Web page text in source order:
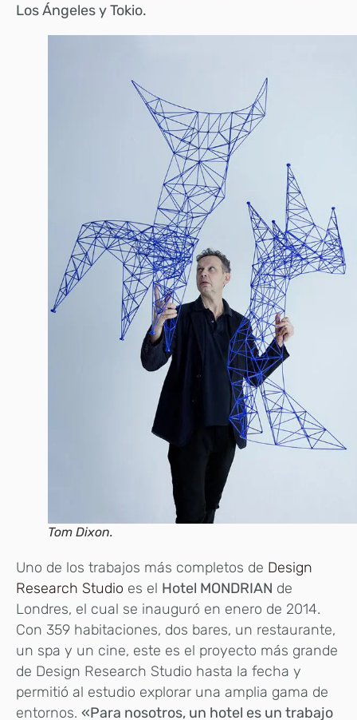
Los Ángeles y Tokio.
Tom Dixon.
Uno de los trabajos más completos de Design
Research Studio es el Hotel MONDRIAN de
Londres, el cual se inauguró en enero de 2014.
Con 359 habitaciones, dos bares, un restaurante,
un spa y un cine, este es el proyecto más grande
de Design Research Studio hasta la fecha y
permitió al estudio explorar una amplia gama de
entornos. «Para nosotros, un hotel es un trabajo